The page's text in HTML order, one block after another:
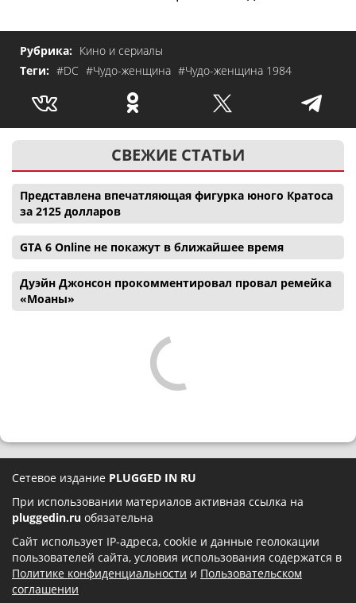
Рубрика: Кино и сериалы
Теги: #DC #Чудо-женщина #Чудо-женщина 1984
СВЕЖИЕ СТАТЬИ
Представлена впечатляющая фигурка юного Кратоса
за 2125 долларов
GTA 6 Online не покажут в ближайшее время
Дуэйн Джонсон прокомментировал провал ремейка
«Моаны»
Сетевое издание PLUGGED IN RU
При использовании материалов активная ссылка на
pluggedin.ru обязательна
Сайт использует IP-адреса, cookie и данные геолокации
пользователей сайта, условия использования содержатся в
Политике конфиденциальности и Пользовательском
соглашении